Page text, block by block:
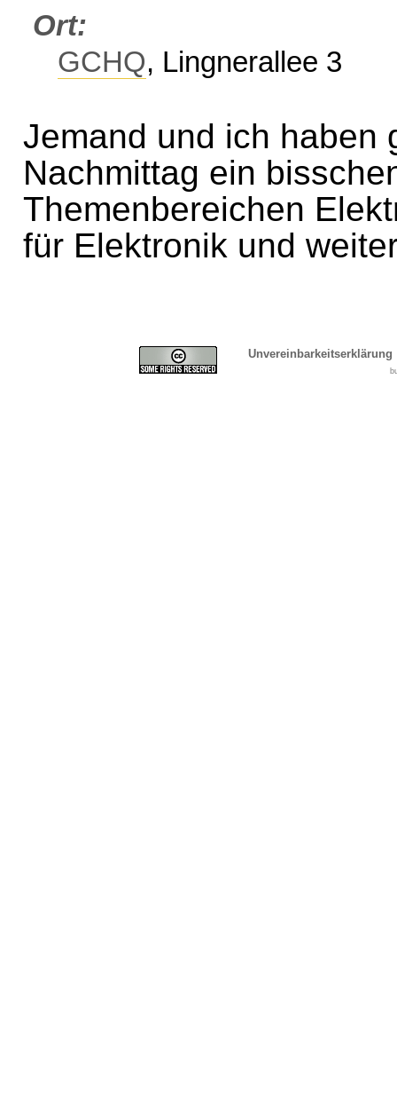
Ort
GCHQ, Lingnerallee 3
Jemand und ich haben
Nachmittag ein
Themenbereichen
für Elektronik und
Unvereinbarkeitserklärung